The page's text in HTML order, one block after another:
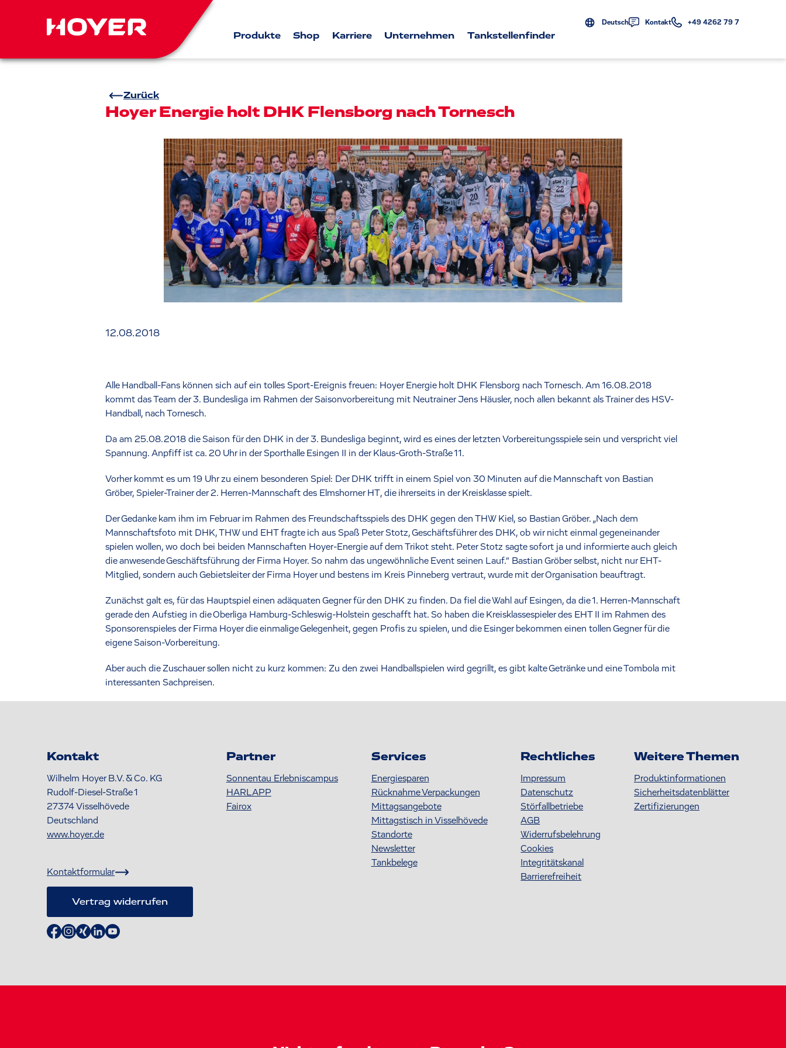
Deutsch Kontakt +49 4262 79 7
Produkte Shop Karriere Unternehmen Tankstellenfinder
Zurück
Hoyer Energie holt DHK Flensborg nach Tornesch
12.08.2018
Alle Handball-Fans können sich auf ein tolles Sport-Ereignis freuen: Hoyer Energie holt DHK Flensborg nach Tornesch. Am 16.08.2018
kommt das Team der 3. Bundesliga im Rahmen der Saisonvorbereitung mit Neutrainer Jens Häusler, noch allen bekannt als Trainer des HSV-
Handball, nach Tornesch.
Da am 25.08.2018 die Saison für den DHK in der 3. Bundesliga beginnt, wird es eines der letzten Vorbereitungsspiele sein und verspricht viel
Spannung. Anpfiff ist ca. 20 Uhr in der Sporthalle Esingen II in der Klaus-Groth-Straße 11.
Vorher kommt es um 19 Uhr zu einem besonderen Spiel: Der DHK trifft in einem Spiel von 30 Minuten auf die Mannschaft von Bastian
Gröber, Spieler-Trainer der 2. Herren-Mannschaft des Elmshorner HT, die ihrerseits in der Kreisklasse spielt.
Der Gedanke kam ihm im Februar im Rahmen des Freundschaftsspiels des DHK gegen den THW Kiel, so Bastian Gröber. „Nach dem
Mannschaftsfoto mit DHK, THW und EHT fragte ich aus Spaß Peter Stotz, Geschäftsführer des DHK, ob wir nicht einmal gegeneinander
spielen wollen, wo doch bei beiden Mannschaften Hoyer-Energie auf dem Trikot steht. Peter Stotz sagte sofort ja und informierte auch gleich
die anwesende Geschäftsführung der Firma Hoyer. So nahm das ungewöhnliche Event seinen Lauf.“ Bastian Gröber selbst, nicht nur EHT-
Mitglied, sondern auch Gebietsleiter der Firma Hoyer und bestens im Kreis Pinneberg vertraut, wurde mit der Organisation beauftragt.
Zunächst galt es, für das Hauptspiel einen adäquaten Gegner für den DHK zu finden. Da fiel die Wahl auf Esingen, da die 1. Herren-Mannschaft
gerade den Aufstieg in die Oberliga Hamburg-Schleswig-Holstein geschafft hat. So haben die Kreisklassespieler des EHT II im Rahmen des
Sponsorenspieles der Firma Hoyer die einmalige Gelegenheit, gegen Profis zu spielen, und die Esinger bekommen einen tollen Gegner für die
eigene Saison-Vorbereitung.
Aber auch die Zuschauer sollen nicht zu kurz kommen: Zu den zwei Handballspielen wird gegrillt, es gibt kalte Getränke und eine Tombola mit
interessanten Sachpreisen.
Kontakt
Wilhelm Hoyer B.V. & Co. KG
Rudolf-Diesel-Straße 1
27374Visselhövede
Deutschland
www.hoyer.de
Kontaktformular
Vertrag widerrufen
Partner
Sonnentau Erlebniscampus
HARLAPP
Fairox
Services
Energiesparen
Rücknahme Verpackungen
Mittagsangebote
Mittagstisch in Visselhövede
Standorte
Newsletter
Tankbelege
Rechtliches
Impressum
Datenschutz
Störfallbetriebe
AGB
Widerrufsbelehrung
Cookies
Integritätskanal
Barrierefreiheit
Weitere Themen
Produktinformationen
S icherheitsdatenblätter
Zertifizierungen